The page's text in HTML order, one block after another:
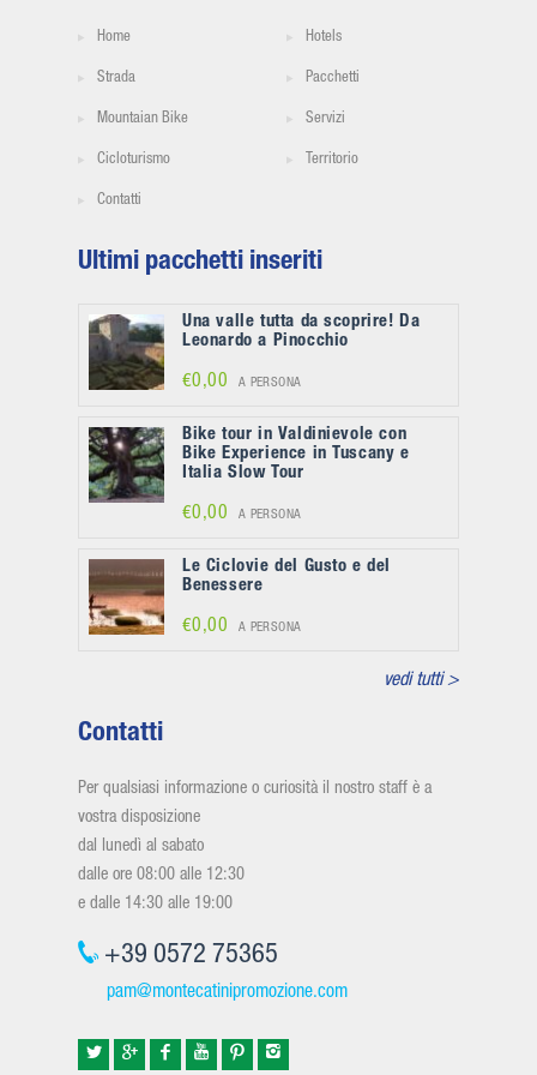
Home Hotels
Strada Pacchetti
Mountaian Bike Servizi
Cicloturismo Territorio
Contatti
Ultimi pacchetti inseriti
Una valle tutta da scoprire! Da
Leonardo a Pinocchio
€0,00 A PERSONA
Bike tour in Valdinievole con
Bike Experience in Tuscany e
Italia Slow Tour
€0,00 A PERSONA
Le Ciclovie del Gusto e del
Benessere
€0,00 A PERSONA
vedi tutti >
Contatti
Per qualsiasi informazione o curiosità il nostro staff è a
vostra disposizione
dal lunedì al sabato
dalle ore 08:00 alle 12:30
e dalle 14:30 alle 19:00
+39 0572 75365
pam@montecatinipromozione.com